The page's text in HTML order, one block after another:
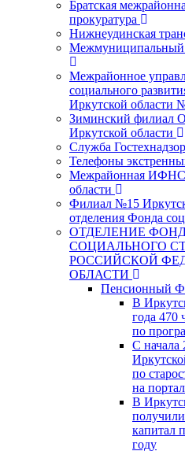
Братская
прокуратура
Нижнеудинская
Межрайонное
социального
Иркутской области
Зиминский филиал
Иркутской области
Служба
Телефоны
Межрайонная ИФНС
области
Филиал №15
отделения Фонда
ОТДЕЛЕНИЕ
СОЦИАЛЬНОГО
РОССИЙСКОЙ
ОБЛАСТИ
Пенсионный
В
года 470
по
С начала
по
на
В
капитал
году